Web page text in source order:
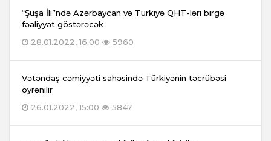
“Şuşa İli”ndə Azərbaycan və Türkiyə QHT-ləri birgə
fəaliyyət göstərəcək
28.01.2022, 16:00
5960
Vətəndaş cəmiyyəti sahəsində Türkiyənin təcrübəsi
öyrənilir
26.01.2022, 15:00
5847